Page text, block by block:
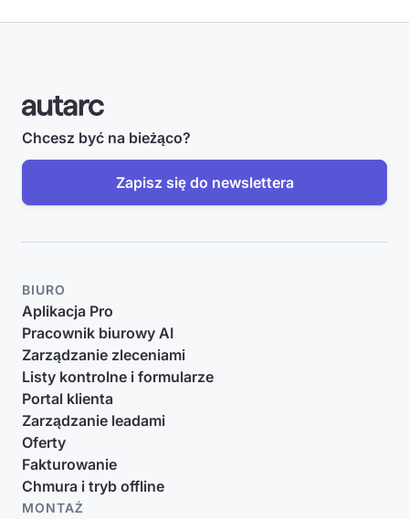
Chcesz być na bieżąco?
Zapisz się do newslettera
BIURO
Aplikacja Pro
Pracownik biurowy AI
Zarządzanie zleceniami
Listy kontrolne i formularze
Portal klienta
Zarządzanie leadami
Oferty
Fakturowanie
Chmura i tryb offline
MONTAŻ